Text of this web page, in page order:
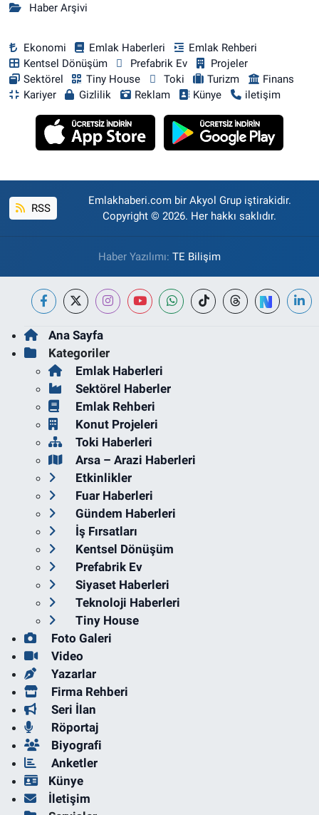
Haber Arşivi
Ekonomi Emlak Haberleri
Emlak Rehberi
Kentsel Dönüşüm
Prefabrik Ev
Projeler
Sektörel
Tiny House Toki Turizm
Finans
Kariyer
Gizlilik Reklam Künye iletişim
RSS
Emlakhaberi.com bir Akyol Grup iştirakidir.
Copyright © 2026. Her hakkı saklıdır.
Haber Yazılımı: TE Bilişim
Ana Sayfa
Kategoriler
Emlak Haberleri
Sektörel Haberler
Emlak Rehberi
Konut Projeleri
Toki Haberleri
Arsa – Arazi Haberleri
Etkinlikler
Fuar Haberleri
Gündem Haberleri
İş Fırsatları
Kentsel Dönüşüm
Prefabrik Ev
Siyaset Haberleri
Teknoloji Haberleri
Tiny House
Foto Galeri
Video
Yazarlar
Firma Rehberi
Seri İlan
Röportaj
Biyografi
Anketler
Künye
İletişim